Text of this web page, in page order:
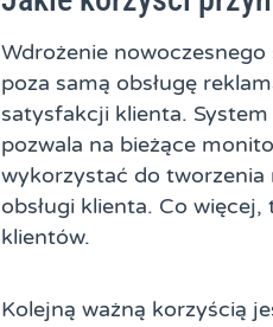
Wdrożenie
poza samą obsługę
satysfakcji klienta.
pozwala na bieżące
wykorzystać do tworzenia
obsługi klienta. Co
klientów.
Kolejną ważną korzyścią